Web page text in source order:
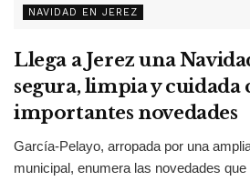
NAVIDAD EN JEREZ
Llega a Jerez una
segura, limpia y cuidada
importantes novedades
García-Pelayo, arropada por una
municipal, enumera las novedades